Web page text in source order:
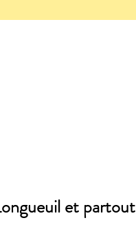
et partout